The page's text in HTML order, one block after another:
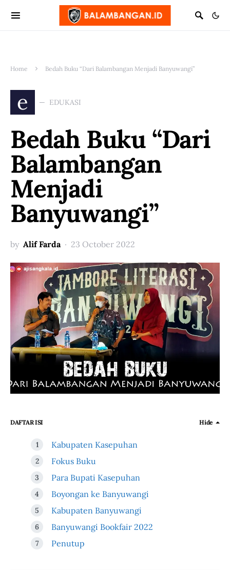
Home Bedah Buku “Dari Balambangan Menjadi Banyuwangi”
e EDUKASI
Bedah Buku “Dari
Balambangan
Menjadi
Banyuwangi”
by Alif Farda 23 October 2022
DAFTAR ISI Hide
Kabupaten Kasepuhan
Fokus Buku
Para Bupati Kasepuhan
Boyongan ke Banyuwangi
Kabupaten Banyuwangi
Banyuwangi Bookfair 2022
Penutup